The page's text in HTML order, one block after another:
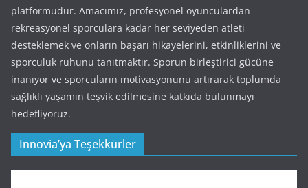
platformudur. Amacımız, profesyonel oyunculardan
rekreasyonel sporculara kadar her seviyeden atleti
desteklemek ve onların başarı hikayelerini, etkinliklerini ve
sporculuk ruhunu tanıtmaktır. Sporun birleştirici gücüne
inanıyor ve sporcuların motivasyonunu artırarak toplumda
sağlıklı yaşamın teşvik edilmesine katkıda bulunmayı
hedefliyoruz.
Innovia’ya Teşekkürler